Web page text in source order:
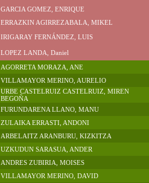
GARCIA GOMEZ, ENRIQUE
ERRAZKIN AGIRREZABALA, MIKEL
IRIGARAY FERNÁNDEZ, LUIS
LOPEZ LANDA, Daniel
AGORRETA MORAZA, ANE
VILLAMAYOR MERINO, AURELIO
URBE CASTELRUIZ CASTELRUIZ, MIREN
BEGOÑA
FURUNDARENA LLANO, MANU
ZULAIKA ERRASTI, ANDONI
ARBELAITZ ARANBURU, KIZKITZA
UZKUDUN SARASUA, ANDER
ANDRES ZUBIRIA, MOISES
VILLAMAYOR MERINO, DAVID